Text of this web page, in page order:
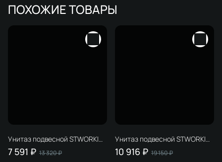
ПОХОЖИЕ ТОВАРЫ
Унитаз подвесной STWORKI
Кронборг S28401WH
безободковый, с
7 591 ₽ 13 320 ₽
Унитаз подвесной STWORKI
Левангер S07401WH
безободковый, смыв Торнадо,
10 916 ₽ 19 150 ₽